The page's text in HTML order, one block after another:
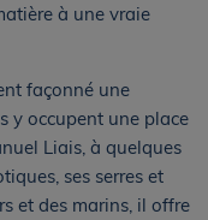
à une vraie
façonné une
y occupent une place
Liais, à quelques
ses serres et
et des marins, il offre